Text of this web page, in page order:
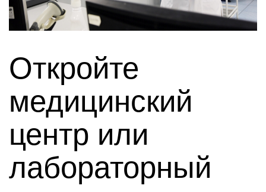
Откройте
медицинский
центр или
лабораторный